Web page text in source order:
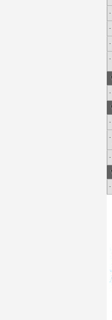
-
-
-
-
-
-
-
-
-